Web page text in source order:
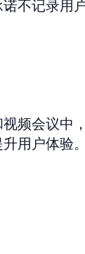
不记录用
频会议中
用户体验。